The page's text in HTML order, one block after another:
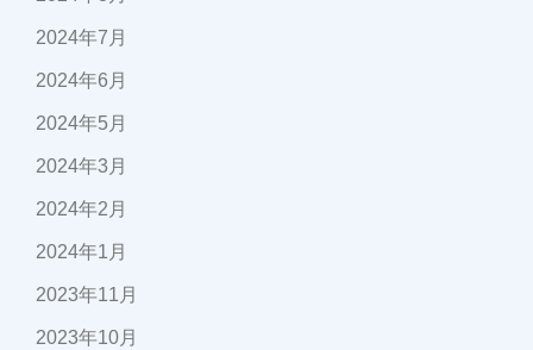
2024年7月
2024年6月
2024年5月
2024年3月
2024年2月
2024年1月
2023年11月
2023年10月